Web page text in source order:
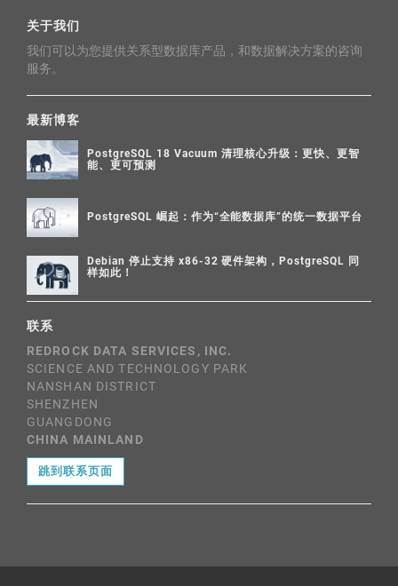
关于我们
我们可以为您提供关系型数据库产品，和数据解决方案的咨询
服务。
最新博客
PostgreSQL 18 Vacuum 清理核心升级：更快、更智
能、更可预测
PostgreSQL 崛起：作为“全能数据库”的统一数据平台
Debian 停止支持 x86-32 硬件架构，PostgreSQL 同
样如此！
联系
REDROCK DATA SERVICES, INC.
SCIENCE AND TECHNOLOGY PARK
NANSHAN DISTRICT
SHENZHEN
GUANGDONG
CHINA MAINLAND
跳到联系页面